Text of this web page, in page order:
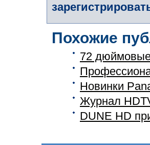
Похожие
72
Новинки
Журнал
DUNE HD